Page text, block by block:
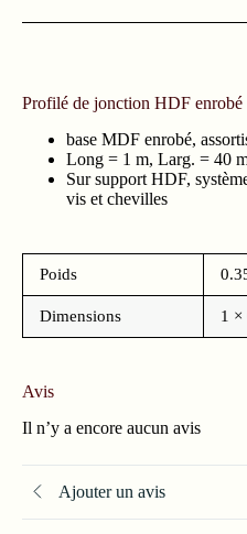
Profilé de jonction HDF
base MDF enrobé,
Long = 1 m, Larg. = 40
Sur support HDF,
vis et chevilles
Poids
Dimensions 1 ×
Avis
Il n’y a encore aucun avis
Ajouter un avis